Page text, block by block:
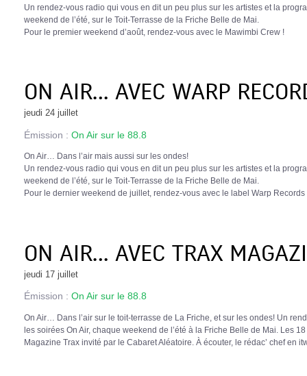
Un rendez-vous radio qui vous en dit un peu plus sur les artistes et la
weekend de l’été, sur le Toit-Terrasse de la Friche Belle de Mai.
Pour le premier weekend d’août, rendez-vous avec le Mawimbi Crew !
ON AIR… AVEC WARP
jeudi 24 juillet
Émission : On Air sur le 88.8
On Air… Dans l’air mais aussi sur les ondes!
Un rendez-vous radio qui vous en dit un peu plus sur les artistes et la
weekend de l’été, sur le Toit-Terrasse de la Friche Belle de Mai.
Pour le dernier weekend de juillet, rendez-vous avec le label Warp Records
ON AIR… AVEC TRAX
jeudi 17 juillet
Émission : On Air sur le 88.8
On Air… Dans l’air sur le toit-terrasse de La Friche, et sur les ondes! Un
les soirées On Air, chaque weekend de l’été à la Friche Belle de Mai. Les
Magazine Trax invité par le Cabaret Aléatoire. À écouter, le rédac’ chef en